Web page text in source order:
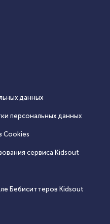
данных
персональных данных
Cookies
сервиса Кidsout
Бебиситтеров Kidsout